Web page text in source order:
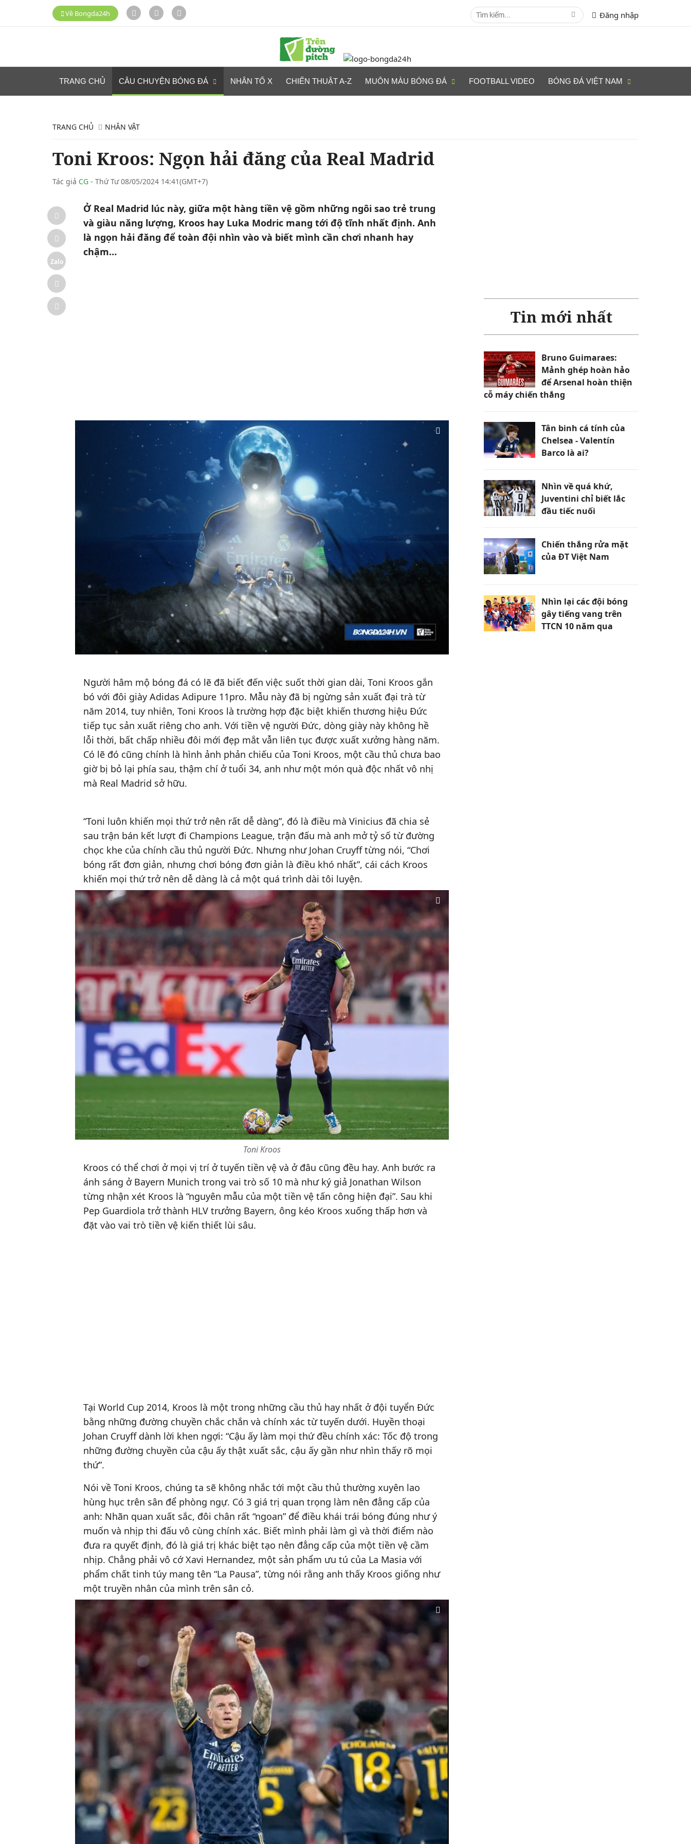
Về Bongda24h Đăng nhập
TRANG CHỦ CÂU CHUYỆN BÓNG ĐÁ NHÂN TỐ X CHIẾN THUẬT A-Z MUÔN MÀU BÓNG ĐÁ FOOTBALL VIDEO BÓNG ĐÁ VIỆT NAM
TRANG CHỦ NHÂN VẬT
Toni Kroos: Ngọn hải đăng của Real Madrid
Tác giả CG - Thứ Tư 08/05/2024 14:41(GMT+7)
Zalo
Ở Real Madrid lúc này, giữa một hàng tiền vệ gồm những ngôi sao trẻ trung
và giàu năng lượng, Kroos hay Luka Modric mang tới độ tĩnh nhất định. Anh
là ngọn hải đăng để toàn đội nhìn vào và biết mình cần chơi nhanh hay
chậm…
Người hâm mộ bóng đá có lẽ đã biết đến việc suốt thời gian dài, Toni Kroos gắn
bó với đôi giày Adidas Adipure 11pro. Mẫu này đã bị ngừng sản xuất đại trà từ
năm 2014, tuy nhiên, Toni Kroos là trường hợp đặc biệt khiến thương hiệu Đức
tiếp tục sản xuất riêng cho anh. Với tiền vệ người Đức, dòng giày này không hề
lỗi thời, bất chấp nhiều đôi mới đẹp mắt vẫn liên tục được xuất xưởng hàng năm.
Có lẽ đó cũng chính là hình ảnh phản chiếu của Toni Kroos, một cầu thủ chưa bao
giờ bị bỏ lại phía sau, thậm chí ở tuổi 34, anh như một món quà độc nhất vô nhị
mà Real Madrid sở hữu.
“Toni luôn khiến mọi thứ trở nên rất dễ dàng”, đó là điều mà Vinicius đã chia sẻ
sau trận bán kết lượt đi Champions League, trận đấu mà anh mở tỷ số từ đường
chọc khe của chính cầu thủ người Đức. Nhưng như Johan Cruyff từng nói, “Chơi
bóng rất đơn giản, nhưng chơi bóng đơn giản là điều khó nhất”, cái cách Kroos
khiến mọi thứ trở nên dễ dàng là cả một quá trình dài tôi luyện.
Toni Kroos
Kroos có thể chơi ở mọi vị trí ở tuyến tiền vệ và ở đâu cũng đều hay. Anh bước ra
ánh sáng ở Bayern Munich trong vai trò số 10 mà như ký giả Jonathan Wilson
từng nhận xét Kroos là “nguyên mẫu của một tiền vệ tấn công hiện đại”. Sau khi
Pep Guardiola trở thành HLV trưởng Bayern, ông kéo Kroos xuống thấp hơn và
đặt vào vai trò tiền vệ kiến thiết lùi sâu.
Tại World Cup 2014, Kroos là một trong những cầu thủ hay nhất ở đội tuyển Đức
bằng những đường chuyền chắc chắn và chính xác từ tuyến dưới. Huyền thoại
Johan Cruyff dành lời khen ngợi: “Cậu ấy làm mọi thứ đều chính xác: Tốc độ trong
những đường chuyền của cậu ấy thật xuất sắc, cậu ấy gần như nhìn thấy rõ mọi
thứ”.
Nói về Toni Kroos, chúng ta sẽ không nhắc tới một cầu thủ thường xuyên lao
hùng hục trên sân để phòng ngự. Có 3 giá trị quan trọng làm nên đẳng cấp của
anh: Nhãn quan xuất sắc, đôi chân rất “ngoan” để điều khái trái bóng đúng như ý
muốn và nhịp thi đấu vô cùng chính xác. Biết mình phải làm gì và thời điểm nào
đưa ra quyết định, đó là giá trị khác biệt tạo nên đẳng cấp của một tiền vệ cầm
nhịp. Chẳng phải vô cớ Xavi Hernandez, một sản phẩm ưu tú của La Masia với
phẩm chất tinh túy mang tên “La Pausa”, từng nói rằng anh thấy Kroos giống như
một truyền nhân của mình trên sân cỏ.
Tin mới nhất
Bruno Guimaraes:
Mảnh ghép hoàn hảo
để Arsenal hoàn thiện
cỗ máy chiến thắng
Tân binh cá tính của
Chelsea - Valentín
Barco là ai?
Nhìn về quá khứ,
Juventini chỉ biết lắc
đầu tiếc nuối
Chiến thắng rửa mặt
của ĐT Việt Nam
Nhìn lại các đội bóng
gây tiếng vang trên
TTCN 10 năm qua